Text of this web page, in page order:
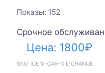
Показы: 152
Срочное
Цена: 1800₽
SKU: ICENI-CAR-OIL-CHANGE